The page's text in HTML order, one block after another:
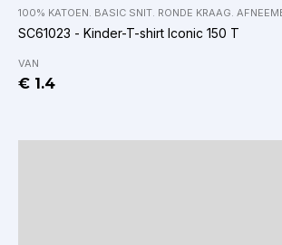
100% KATOEN. BASIC SNIT. RONDE KRAAG.
SC61023 - Kinder-T-shirt Iconic 150 T
VAN
€ 1.4